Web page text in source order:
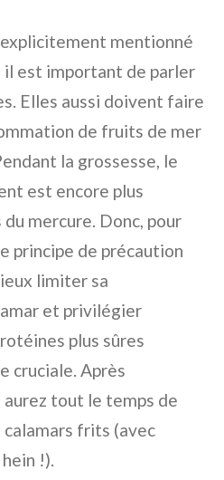
explicitement mentionné
il est important de parler
Elles aussi doivent faire
de fruits de mer
la grossesse, le
est encore plus
mercure. Donc, pour
principe de précaution
limiter sa
et privilégier
plus sûres
cruciale. Après
aurez tout le temps de
frits (avec
!).